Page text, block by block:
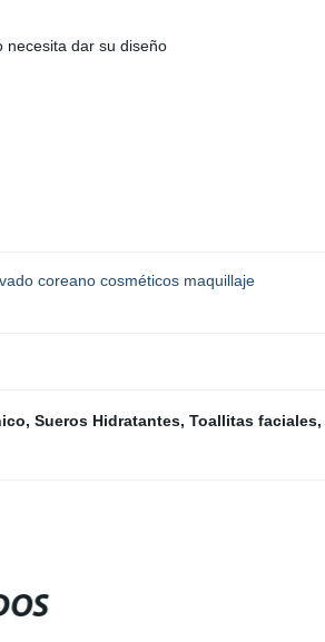
necesita dar su diseño
coreano cosméticos maquillaje
, Sueros Hidratantes, Toallitas faciales,